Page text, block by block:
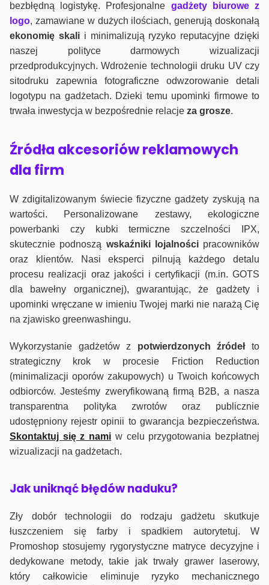
bezbłędną logistykę. Profesjonalne gadżety biurowe z
logo, zamawiane w dużych ilościach, generują doskonałą
ekonomię skalii minimalizują ryzyko reputacyjne dzięki
naszej polityce darmowych wizualizacji
przedprodukcyjnych. Wdrożenie technologii druku UV czy
sitodruku zapewnia fotograficzne odwzorowanie detali
logotypu na gadżetach. Dzieki temu upominki firmowe to
trwała inwestycja w bezpośrednie relacje za grosze.
Źródła akcesoriów reklamowych
dla firm
W zdigitalizowanym świecie fizyczne gadżety zyskują na
wartości. Personalizowane zestawy, ekologiczne
powerbanki czy kubki termiczne szczelności IPX,
skutecznie podnoszą wskaźniki lojalnościpracowników
oraz klientów. Nasi eksperci pilnują każdego detalu
procesu realizacji oraz jakości i certyfikacji (m.in. GOTS
dla bawełny organicznej), gwarantując, że gadżety i
upominki wręczane w imieniu Twojej marki nie narażą Cię
na zjawisko greenwashingu.
Wykorzystanie gadżetów z potwierdzonych źródełto
strategiczny krok w procesie Friction Reduction
(minimalizacji oporów zakupowych) u Twoich końcowych
odbiorców. Jesteśmy zweryfikowaną firmą B2B, a nasza
transparentna polityka zwrotów oraz publicznie
udostępniony rejestr opinii to gwarancja bezpieczeństwa.
Skontaktuj się z nami w celu przygotowania bezpłatnej
wizualizacji na gadżetach.
Jak uniknąć błędów naduku?
Zły dobór technologii do rodzaju gadżetu skutkuje
łuszczeniem się farby i spadkiem autorytetuj. W
Promoshop stosujemy rygorystyczne matryce decyzyjne i
dedykowane metody, takie jak trwały grawer laserowy,
który całkowicie eliminuje ryzyko mechanicznego